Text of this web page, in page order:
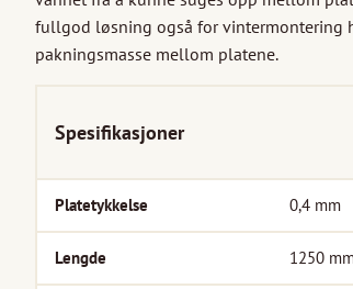
fullgod løsning også for vintermontering
pakningsmasse mellom platene.
Spesifikasjoner
Platetykkelse 0,4 mm
Lengde 1250